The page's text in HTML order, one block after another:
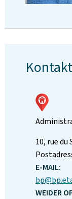
Kontakt
ADRESS:
10, rue
E-MAIL:
WEIDER